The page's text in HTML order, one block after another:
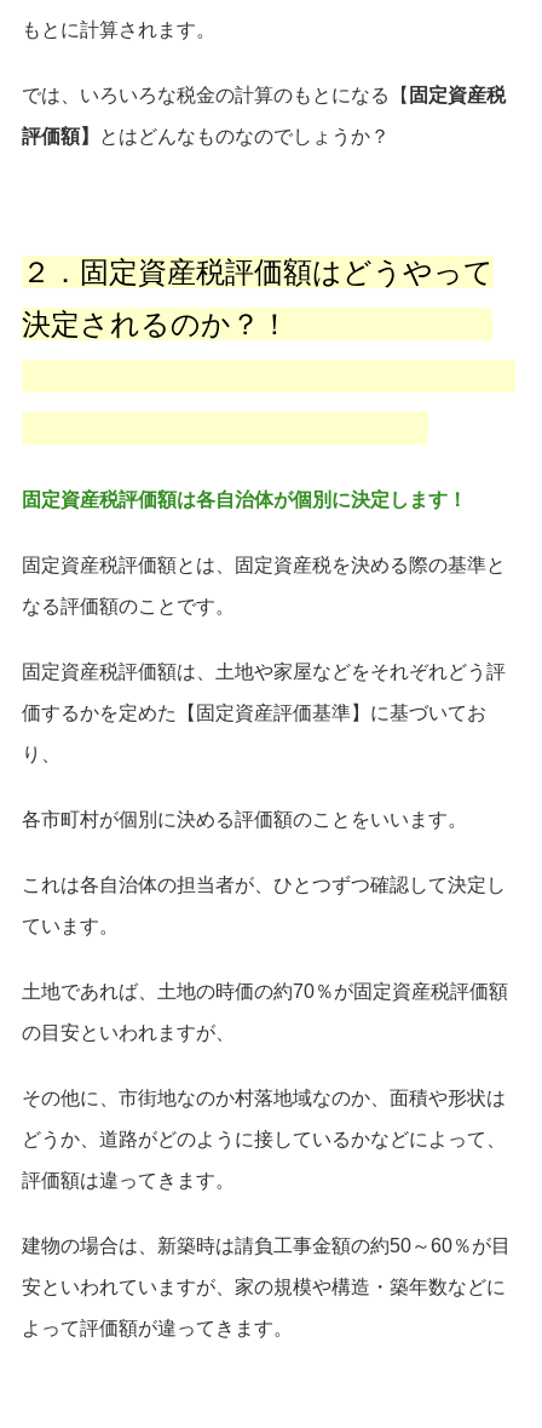
もとに計算されます。
では、いろいろな税金の計算のもとになる【 固定資産税
評価額】
とはどんなものなのでしょうか？
２．固定資産税評価額はどうやって
決定されるのか？！
固定資産税評価額は各自治体が個別に決定します！
固定資産税評価額とは、固定資産税を決める際の基準と
なる評価額のことです。
固定資産税評価額は、土地や家屋などをそれぞれどう評
価するかを定めた【固定資産評価基準】に基づいてお
り、
各市町村が個別に決める評価額のことをいいます。
これは各自治体の担当者が、ひとつずつ確認して決定し
ています。
土地であれば、土地の時価の約70％が固定資産税評価額
の目安といわれますが、
その他に、市街地なのか村落地域なのか、面積や形状は
どうか、道路がどのように接しているかなどによって、
評価額は違ってきます。
建物の場合は、新築時は請負工事金額の約50～60％が目
安といわれていますが、家の規模や構造・築年数などに
よって評価額が違ってきます。